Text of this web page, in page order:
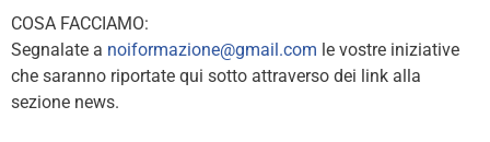
COSA FACCIAMO:
Segnalate a noiformazione@gmail.com le vostre iniziative
che saranno riportate qui sotto attraverso dei link alla
sezione news.